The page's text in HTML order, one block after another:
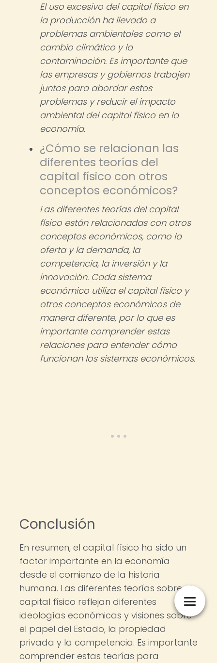
El uso excesivo del capital físico en
la producción ha llevado a
problemas ambientales como el
cambio climático y la
contaminación. Es importante que
las empresas y gobiernos trabajen
juntos para abordar estos
problemas y reducir el impacto
ambiental del capital físico en la
economía.
¿Cómo se relacionan las
diferentes teorías del
capital físico con otros
conceptos económicos?
Las diferentes teorías del capital
físico están relacionadas con otros
conceptos económicos, como la
oferta y la demanda, la
competencia, la inversión y la
innovación. Cada sistema
económico utiliza el capital físico y
otros conceptos económicos de
manera diferente, por lo que es
importante comprender estas
relaciones para entender cómo
funcionan los sistemas económicos.
Conclusión
En resumen, el capital físico ha sido un
factor importante en la economía
desde el comienzo de la historia
humana. Las diferentes teorías sobre el
capital físico reflejan diferentes
ideologías económicas y visiones sobre
el papel del Estado, la propiedad
privada y la competencia. Es importante
comprender estas teorías para